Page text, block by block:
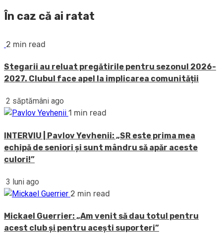
În caz că ai ratat
2 min read
Stegarii au reluat pregătirile pentru sezonul 2026-
2027. Clubul face apel la implicarea comunității
2 săptămâni ago
1 min read
INTERVIU | Pavlov Yevhenii: „SR este prima mea
echipă de seniori și sunt mândru să apăr aceste
culori!”
3 luni ago
2 min read
Mickael Guerrier: „Am venit să dau totul pentru
acest club și pentru acești suporteri”